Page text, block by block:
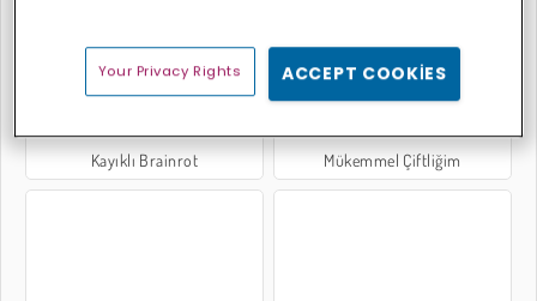
Kayıklı Brainrot Mükemmel Çiftliğim
Your Privacy Rights ACCEPT COOKIES